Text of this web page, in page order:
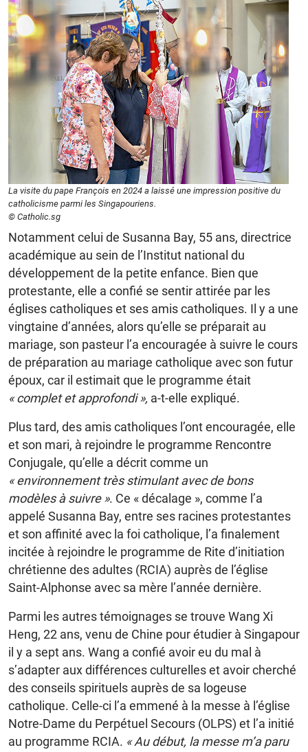
La visite du pape François en 2024 a laissé une impression positive du
catholicisme parmi les Singapouriens.
© Catholic.sg
Notamment celui de Susanna Bay, 55 ans, directrice
académique au sein de l’Institut national du
développement de la petite enfance. Bien que
protestante, elle a confié se sentir attirée par les
églises catholiques et ses amis catholiques. Il y a une
vingtaine d’années, alors qu’elle se préparait au
mariage, son pasteur l’a encouragée à suivre le cours
de préparation au mariage catholique avec son futur
époux, car il estimait que le programme était
« complet et approfondi », a-t-elle expliqué.
Plus tard, des amis catholiques l’ont encouragée, elle
et son mari, à rejoindre le programme Rencontre
Conjugale, qu’elle a décrit comme un
« environnement très stimulant avec de bons
modèles à suivre ». Ce « décalage », comme l’a
appelé Susanna Bay, entre ses racines protestantes
et son affinité avec la foi catholique, l’a finalement
incitée à rejoindre le programme de Rite d’initiation
chrétienne des adultes (RCIA) auprès de l’église
Saint-Alphonse avec sa mère l’année dernière.
Parmi les autres témoignages se trouve Wang Xi
Heng, 22 ans, venu de Chine pour étudier à Singapour
il y a sept ans. Wang a confié avoir eu du mal à
s’adapter aux différences culturelles et avoir cherché
des conseils spirituels auprès de sa logeuse
catholique. Celle-ci l’a emmené à la messe à l’église
Notre-Dame du Perpétuel Secours (OLPS) et l’a initié
au programme RCIA. « Au début, la messe m’a paru